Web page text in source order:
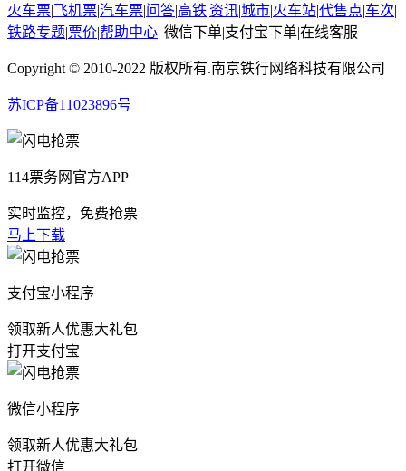
火车票|飞机票|汽车票|问答|高铁|资讯|城市|火车站|代售点|车次|
铁路专题|票价|帮助中心| 微信下单|支付宝下单|在线客服
Copyright © 2010-2022 版权所有.南京铁行网络科技有限公司
苏ICP备11023896号
114票务网官方APP
实时监控，免费抢票
马上下载
支付宝小程序
领取新人优惠大礼包
打开支付宝
微信小程序
领取新人优惠大礼包
打开微信